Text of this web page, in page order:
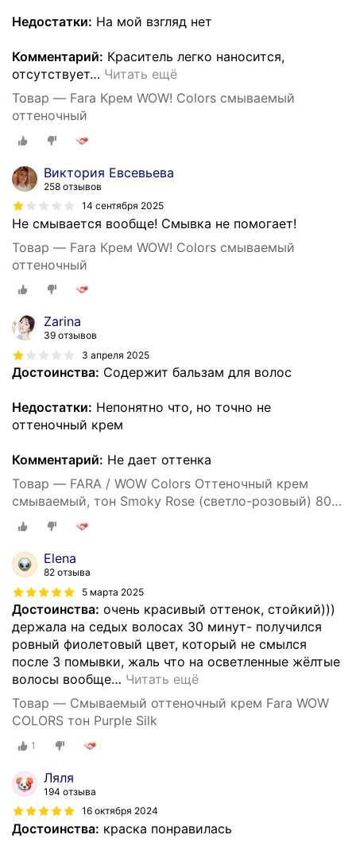
Недостатки: На мой взгляд нет
Комментарий: Краситель легко наносится,
отсутствует… Читать ещё
Товар — Fara Крем WOW! Colors смываемый
оттеночный
Виктория Евсевьева
258 отзывов
14 сентября 2025
Не смывается вообще! Смывка не помогает!
Товар — Fara Крем WOW! Colors смываемый
оттеночный
Zarina
39 отзывов
3 апреля 2025
Достоинства: Содержит бальзам для волос
Недостатки: Непонятно что, но точно не
оттеночный крем
Комментарий: Не дает оттенка
Товар — FARA / WOW Colors Оттеночный крем
смываемый, тон Smoky Rose (светло-розовый) 80
мл. окрашивание, тонирование волос, уход за
волосами
Elena
82 отзыва
5 марта 2025
Достоинства: очень красивый оттенок, стойкий)))
держала на седых волосах 30 минут- получился
ровный фиолетовый цвет, который не смылся
после 3 помывки, жаль что на осветленные жёлтые
волосы вообще… Читать ещё
Товар — Смываемый оттеночный крем Fara WOW
COLORS тон Purple Silk
1
Ляля
194 отзыва
16 октября 2024
Достоинства: краска понравилась